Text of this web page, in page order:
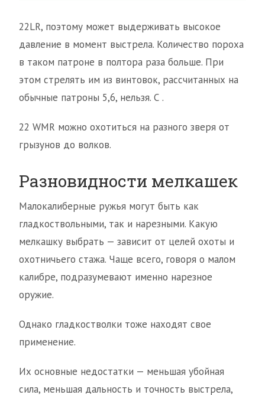
22LR, поэтому может выдерживать высокое
давление в момент выстрела. Количество пороха
в таком патроне в полтора раза больше. При
этом стрелять им из винтовок, рассчитанных на
обычные патроны 5,6, нельзя. С .
22 WMR можно охотиться на разного зверя от
грызунов до волков.
Разновидности мелкашек
Малокалиберные ружья могут быть как
гладкоствольными, так и нарезными. Какую
мелкашку выбрать — зависит от целей охоты и
охотничьего стажа. Чаще всего, говоря о малом
калибре, подразумевают именно нарезное
оружие.
Однако гладкостволки тоже находят свое
применение.
Их основные недостатки — меньшая убойная
сила, меньшая дальность и точность выстрела,